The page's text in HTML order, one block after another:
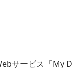
サービス「My